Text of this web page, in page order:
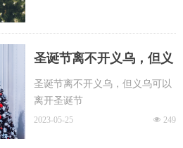
圣诞节离不开义乌，但义
乌可以离开圣诞节
圣诞节离不开义乌，但义乌可以
离开圣诞节
넶 249
2023-05-25